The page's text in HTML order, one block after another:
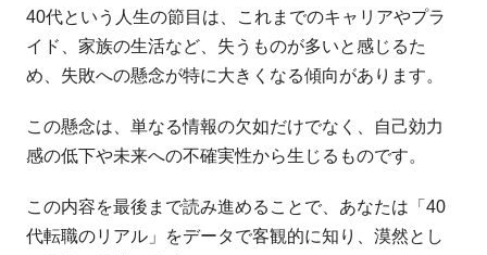
40代という人生の節目は、これまでのキャリアやプラ
イド、家族の生活など、失うものが多いと感じるた
め、失敗への懸念が特に大きくなる傾向があります。
この懸念は、単なる情報の欠如だけでなく、自己効力
感の低下や未来への不確実性から生じるものです。
この内容を最後まで読み進めることで、あなたは「40
代転職のリアル」をデータで客観的に知り、漠然とし